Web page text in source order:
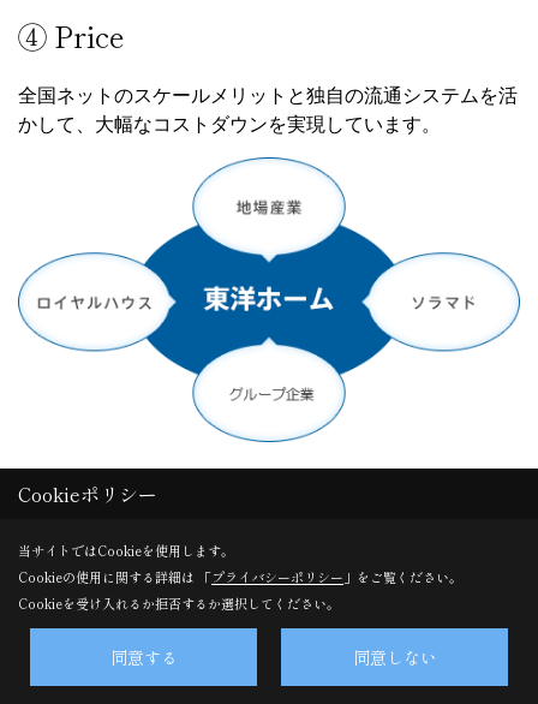
④ Price
全国ネットのスケールメリットと独自の流通システムを活
かして、大幅なコストダウンを実現しています。
定期点検システムで安心
東洋ホームではアフターサービスを専門として活動してい
るスタッフがいるので、もしもの時も安心です。
お客様に安心してお暮しいただくため、第三者機関による
厳しい施工検査基準や、こまめなアフターメンテナンスを
実施し、完成後もご自宅へ定期訪問しています。
Cookieポリシー
当サイトではCookieを使用します。
Cookieの使用に関する詳細は 「プライバシーポリシー 」をご覧ください。
Cookieを受け入れるか拒否するか選択してください。
同意する 同意しない